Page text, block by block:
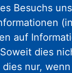
in die
haben wir
Besuchs
auf
dies
nur, wenn